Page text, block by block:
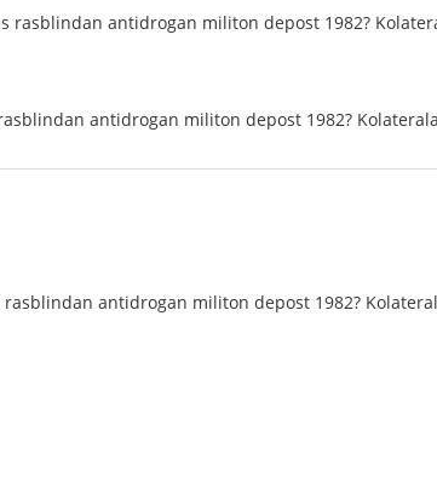
rasblindan antidrogan militon depost 1982?
antidrogan militon depost 1982?
antidrogan militon depost 1982?